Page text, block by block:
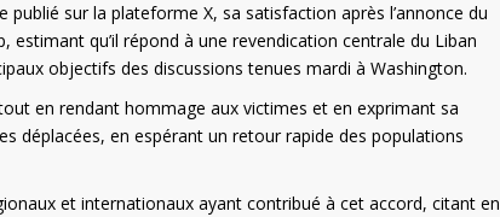
sur la plateforme X, sa satisfaction après l’annonce du
qu’il répond à une revendication centrale du Liban
objectifs des discussions tenues mardi à Washington.
en rendant hommage aux victimes et en exprimant sa
déplacées, en espérant un retour rapide des populations
et internationaux ayant contribué à cet accord, citant en